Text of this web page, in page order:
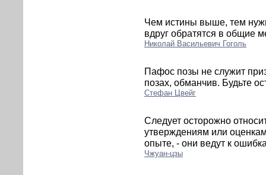
Чем истины выше, тем
вдруг обратятся в общие
Николай Васильевич Гоголь
Пафос позы не служит
позах, обманчив. Будьте
Стефан Цвейг
Следует осторожно
утверждениям или
опыте, - они ведут к
Чжуан-цзы